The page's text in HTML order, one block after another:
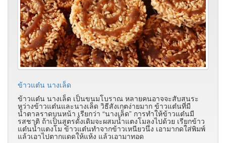
ข้าวแต๋น นางเล็ด
ข้าวแต๋น นางเล็ด เป็นขนมโบราณ หลายคนอาจจะสับสนระ
หว่างข้าวแต๋นและนางเล็ด วิธีสังเกตง่ายมาก ข้าวแต๋นที่มี
น้ำตาลราดบนหน้า เรียกว่า “นางเล็ด” การทำให้ข้าวแต๋นมี
รสชาติ ถ้าเป็นสูตรดั้งเดิมจะผสมน้ำแตงโมลงไปด้วย เรียกข้าว
แต๋นน้ำแตงโม ข้าวแต๋นทำจากข้าวเหนียวนึ่ง เอามากดใส่พิมพ์
แล้วเอาไปตากแดดให้แห้ง แล้วเอามาทอด